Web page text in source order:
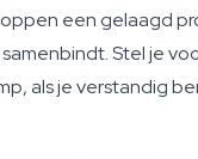
een gelaagd
Stel je
als je verstandig